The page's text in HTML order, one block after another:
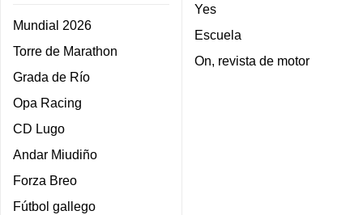
Mundial 2026
Torre de Marathon
Grada de Río
Opa Racing
CD Lugo
Andar Miudiño
Forza Breo
Fútbol gallego
Yes
Escuela
On, revista de motor